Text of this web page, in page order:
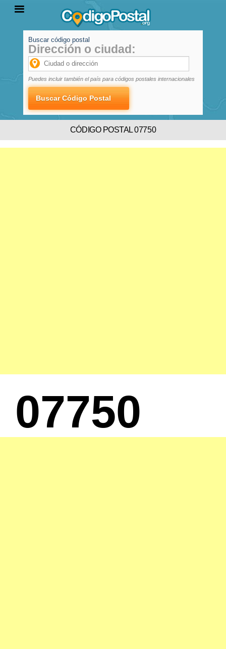
PROVINCIAS
LOCALIDADES
Buscar código postal
Dirección o ciudad:
Puedes incluir también el país para códigos postales internacionales
CÓDIGO POSTAL 07750
07750